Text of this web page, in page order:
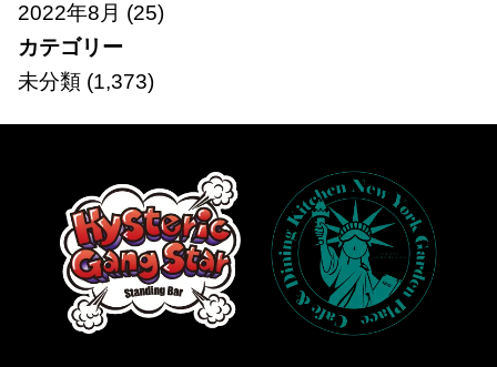
2022年8月 (25)
カテゴリー
未分類(1,373)